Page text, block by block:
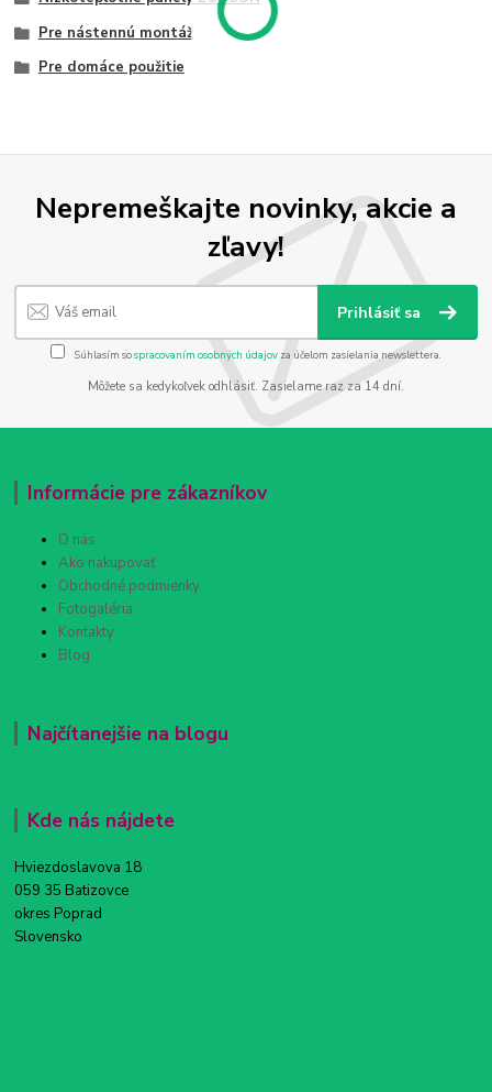
Pre nástennú montáž
Pre domáce použitie
Nepremeškajte novinky, akcie a
zľavy!
Prihlásiť sa
Súhlasím sospracovaním osobných údajov za účelom zasielania newslettera.
Môžete sa kedykoľvek odhlásiť. Zasielame raz za 14 dní.
Informácie pre zákazníkov
O nás
Ako nakupovať
Obchodné podmienky
Fotogaléria
Kontakty
Blog
Najčítanejšie na blogu
Kde nás nájdete
Hviezdoslavova 18
059 35 Batizovce
okres Poprad
Slovensko